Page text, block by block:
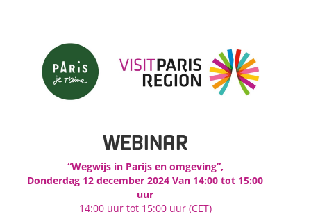
WEBINAR
“Wegwijs in Parijs en omgeving”,
Donderdag 12 december 2024 Van 14:00 tot 15:00
uur
14:00 uur tot 15:00 uur (CET)